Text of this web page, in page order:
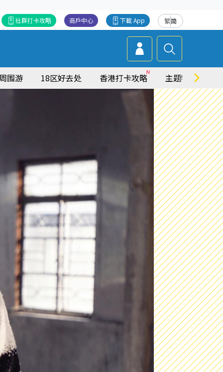
繁简
下載 App
商戶中心
社群打卡攻略
围游 18区好去处 香港打卡攻略 主题特集